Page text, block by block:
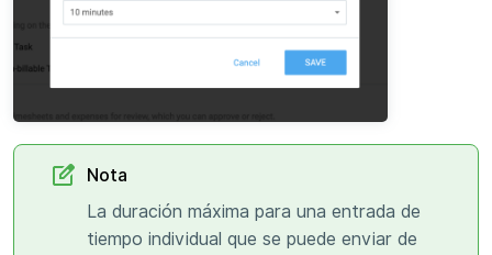
Nota
La duración máxima para una entrada de
tiempo individual que se puede enviar de